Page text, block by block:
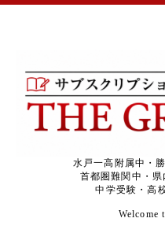
水戸一高附属中・
首都圏難関中・
中学受験・高
Welcome